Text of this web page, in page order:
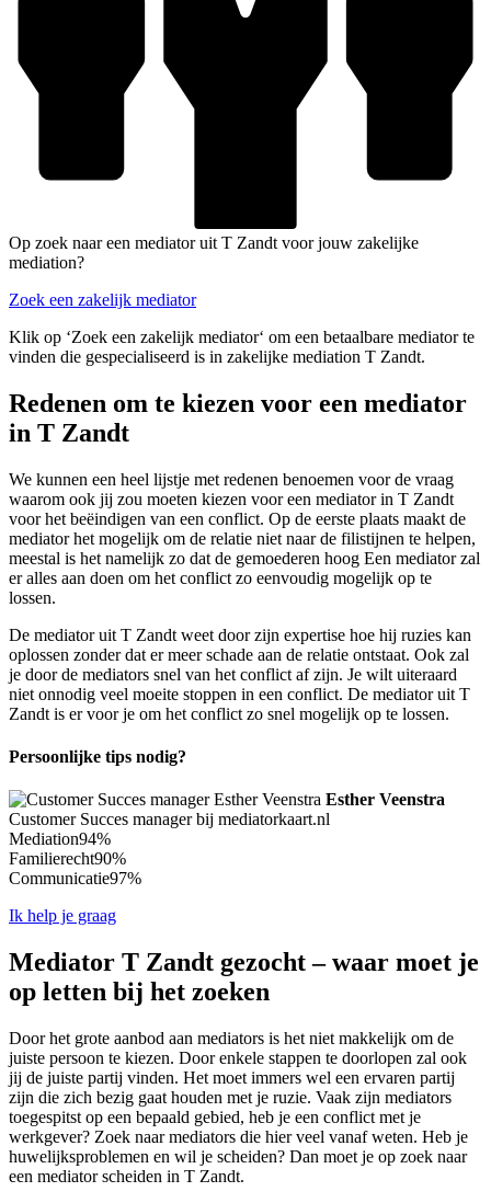
Op zoek naar een mediator uit T Zandt voor jouw zakelijke
mediation?
Zoek een zakelijk mediator
Klik op ‘Zoek een zakelijk mediator‘ om een betaalbare mediator te
vinden die gespecialiseerd is in zakelijke mediation T Zandt.
Redenen om te kiezen voor een mediator
in T Zandt
We kunnen een heel lijstje met redenen benoemen voor de vraag
waarom ook jij zou moeten kiezen voor een mediator in T Zandt
voor het beëindigen van een conflict. Op de eerste plaats maakt de
mediator het mogelijk om de relatie niet naar de filistijnen te helpen,
meestal is het namelijk zo dat de gemoederen hoog Een mediator zal
er alles aan doen om het conflict zo eenvoudig mogelijk op te
lossen.
De mediator uit T Zandt weet door zijn expertise hoe hij ruzies kan
oplossen zonder dat er meer schade aan de relatie ontstaat. Ook zal
je door de mediators snel van het conflict af zijn. Je wilt uiteraard
niet onnodig veel moeite stoppen in een conflict. De mediator uit T
Zandt is er voor je om het conflict zo snel mogelijk op te lossen.
Persoonlijke tips nodig?
Esther Veenstra
Customer Succes manager bij mediatorkaart.nl
Mediation94%
Familierecht90%
Communicatie97%
Ik help je graag
Mediator T Zandt gezocht – waar moet je
op letten bij het zoeken
Door het grote aanbod aan mediators is het niet makkelijk om de
juiste persoon te kiezen. Door enkele stappen te doorlopen zal ook
jij de juiste partij vinden. Het moet immers wel een ervaren partij
zijn die zich bezig gaat houden met je ruzie. Vaak zijn mediators
toegespitst op een bepaald gebied, heb je een conflict met je
werkgever? Zoek naar mediators die hier veel vanaf weten. Heb je
huwelijksproblemen en wil je scheiden? Dan moet je op zoek naar
een mediator scheiden in T Zandt.